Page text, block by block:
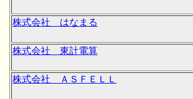
株式会社 はなまる
株式会社 東計電算
株式会社 ＡＳＦＥＬＬ